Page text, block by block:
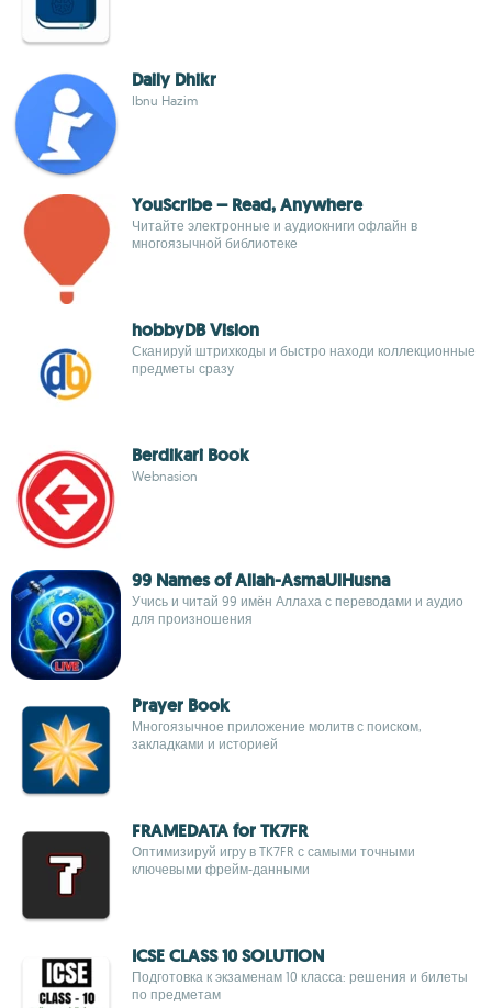
Daily Dhikr
Ibnu Hazim
YouScribe – Read, Anywhere
Читайте электронные и аудиокниги офлайн в
многоязычной библиотеке
hobbyDB Vision
Сканируй штрихкоды и быстро находи коллекционные
предметы сразу
Berdikari Book
Webnasion
99 Names of Allah-AsmaUlHusna
Учись и читай 99 имён Аллаха с переводами и аудио
для произношения
Prayer Book
Многоязычное приложение молитв с поиском,
закладками и историей
FRAMEDATA for TK7FR
Оптимизируй игру в TK7FR с самыми точными
ключевыми фрейм-данными
ICSE CLASS 10 SOLUTION
Подготовка к экзаменам 10 класса: решения и билеты
по предметам